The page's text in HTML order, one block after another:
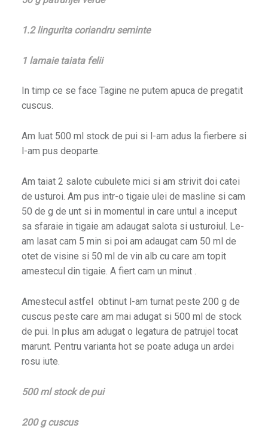
1.2 lingurita coriandru seminte
1 lamaie taiata felii
In timp ce se face Tagine ne putem apuca de pregatit
cuscus.
Am luat 500 ml stock de pui si l-am adus la fierbere si
l-am pus deoparte.
Am taiat 2 salote cubulete mici si am strivit doi catei
de usturoi. Am pus intr-o tigaie ulei de masline si cam
50 de g de unt si in momentul in care untul a inceput
sa sfaraie in tigaie am adaugat salota si usturoiul. Le-
am lasat cam 5 min si poi am adaugat cam 50 ml de
otet de visine si 50 ml de vin alb cu care am topit
amestecul din tigaie. A fiert cam un minut .
Amestecul astfel obtinut l-am turnat peste 200 g de
cuscus peste care am mai adugat si 500 ml de stock
de pui. In plus am adugat o legatura de patrujel tocat
marunt. Pentru varianta hot se poate aduga un ardei
rosu iute.
500 ml stock de pui
200 g cuscus